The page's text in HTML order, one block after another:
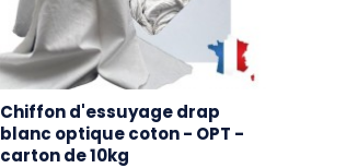
Chiffon d'essuyage drap
blanc optique coton - OPT -
carton de 10kg